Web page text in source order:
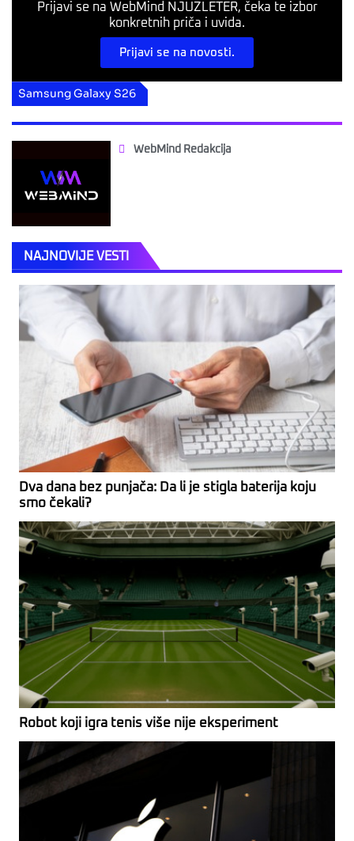
Prijavi se na WebMind NJUZLETER, čeka te izbor
konkretnih priča i uvida.
Prijavi se na novosti.
Samsung Galaxy S26
WebMind Redakcija
NAJNOVIJE VESTI
Dva dana bez punjača: Da li je stigla baterija koju
smo čekali?
Robot koji igra tenis više nije eksperiment